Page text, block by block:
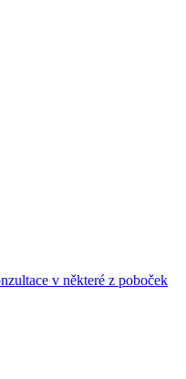
v některé z poboček